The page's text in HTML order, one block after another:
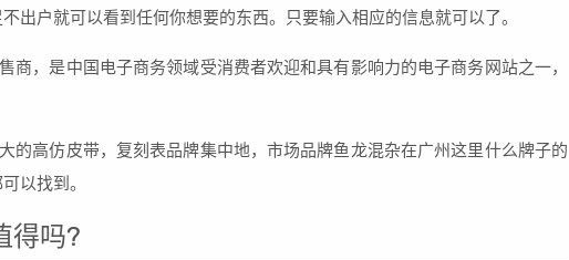
出户就可以看到任何你想要的东西。只要输入相应的信息就可以了。
商，是中国电子商务领域受消费者欢迎和具有影响力的电子商务网站之一，
的高仿皮带，复刻表品牌集中地，市场品牌鱼龙混杂在广州这里什么牌子的
以找到。
得吗?